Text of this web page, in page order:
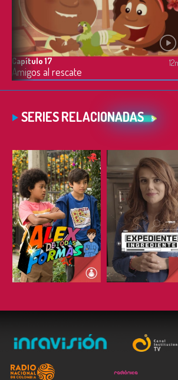
Capítulo 17
Amigos al rescate
SERIES RELACIONADAS
ESCUCHAR